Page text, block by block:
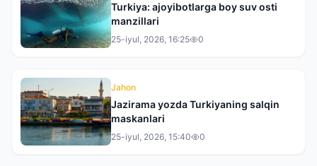
Turkiya: ajoyibotlarga boy suv osti
manzillari
25-iyul, 2026, 16:25 0
Jahon
Jazirama yozda Turkiyaning salqin
maskanlari
25-iyul, 2026, 15:40 0